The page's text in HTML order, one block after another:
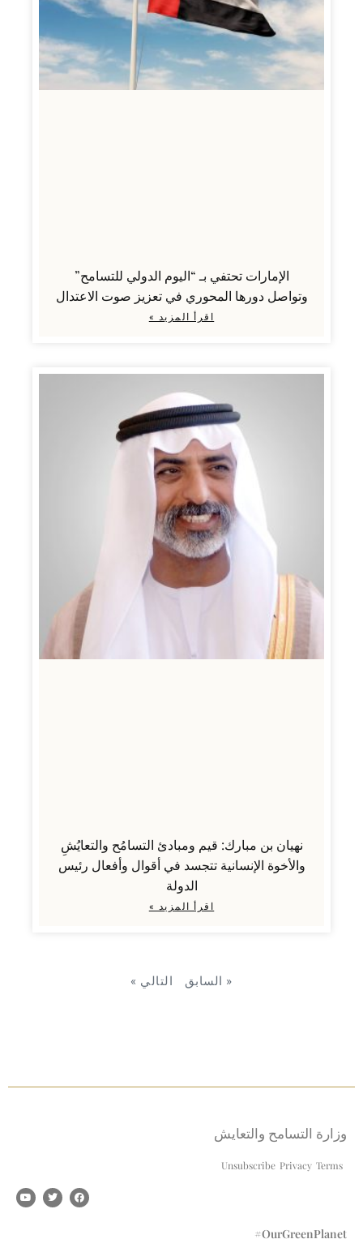
الإمارات تحتفي بـ “اليوم الدولي للتسامح”
وتواصل دورها المحوري في تعزيز صوت الاعتدال
اقرأ المزيد »
نهيان بن مبارك: قيم ومبادئ التسامُح والتعايُشِ
والأخوة الإنسانية تتجسد في أقوال وأفعال رئيس
الدولة
اقرأ المزيد »
« السابق التالي »
وزارة التسامح والتعايش
Terms
Privacy
Unsubscribe
#OurGreenPlanet